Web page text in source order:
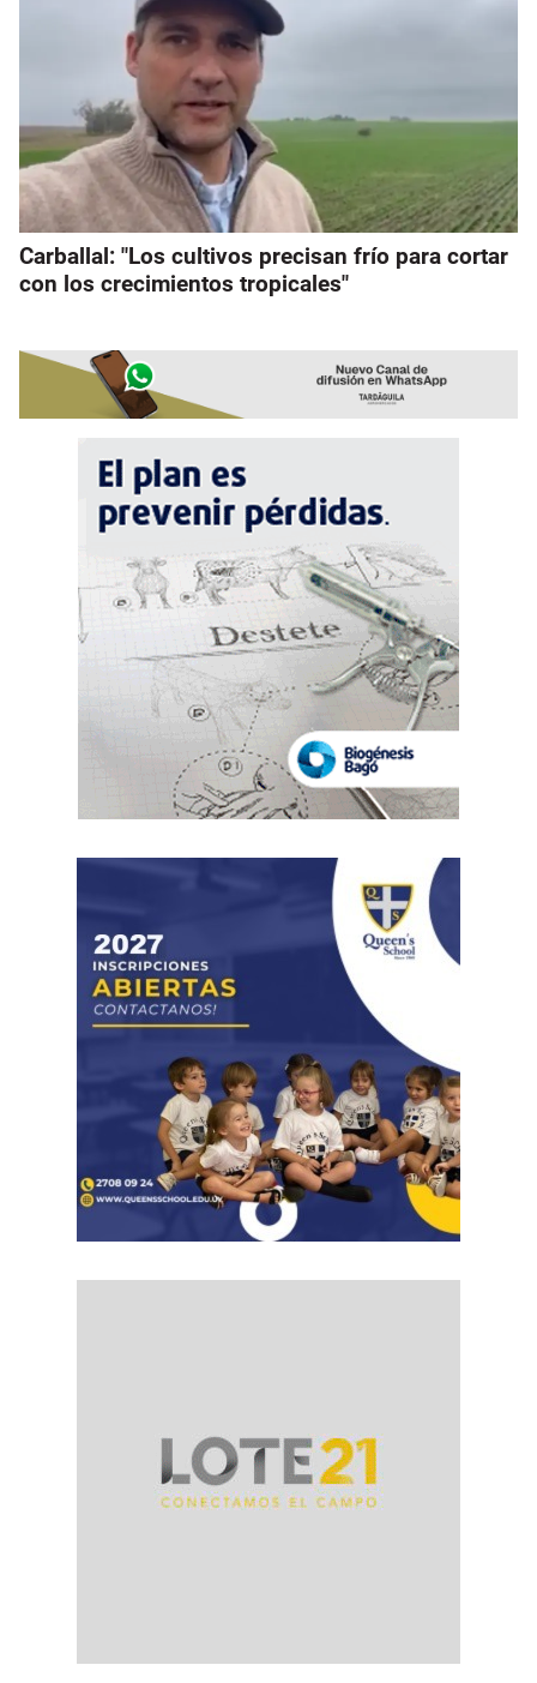
Carballal: "Los cultivos precisan frío para cortar
con los crecimientos tropicales"